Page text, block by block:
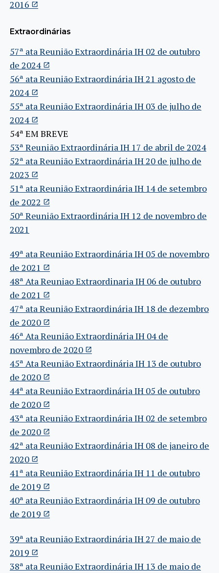
2016
Extraordinárias
57ª ata Reunião Extraordinária IH 02 de outubro
de 2024
56ª ata Reunião Extraordinária IH 21 agosto de
2024
55ª ata Reunião Extraordinária IH 03 de julho de
2024
54ª EM BREVE
53ª Reunião Extraordinária IH 17 de abril de 2024
52ª ata Reunião Extraordinária IH 20 de julho de
2023
51ª ata Reunião Extraordinária IH 14 de setembro
de 2022
50ª Reunião Extraordinária IH 12 de novembro de
2021
49ª ata Reunião Extraordinária IH 05 de novembro
de 2021
48ª Ata Reuniao Extraordinaria IH 06 de outubro
de 2021
47ª ata Reunião Extraordinária IH 18 de dezembro
de 2020
46ª Ata Reunião Extraordinária IH 04 de
novembro de 2020
45ª Ata Reunião Extraordinária IH 13 de outubro
de 2020
44ª ata Reunião Extraordinária IH 05 de outubro
de 2020
43ª ata Reunião Extraordinária IH 02 de setembro
de 2020
42ª ata Reunião Extraordinária IH 08 de janeiro de
2020
41ª ata Reunião Extraordinária IH 11 de outubro
de 2019
40ª ata Reunião Extraordinária IH 09 de outubro
de 2019
39ª ata Reunião Extraordinária IH 27 de maio de
2019
38ª ata Reunião Extraordinária IH 13 de maio de